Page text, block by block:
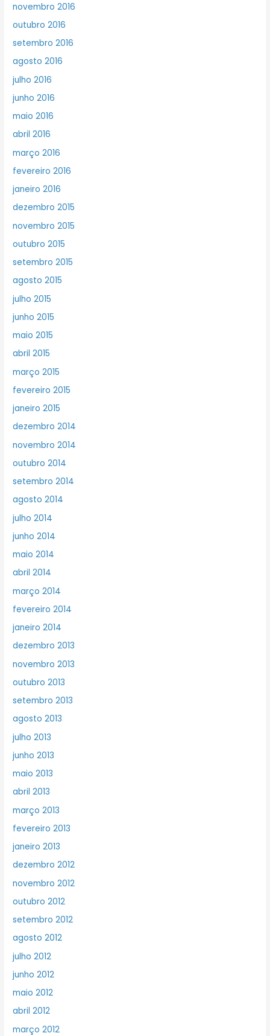
novembro 2016
outubro 2016
setembro 2016
agosto 2016
julho 2016
junho 2016
maio 2016
abril 2016
março 2016
fevereiro 2016
janeiro 2016
dezembro 2015
novembro 2015
outubro 2015
setembro 2015
agosto 2015
julho 2015
junho 2015
maio 2015
abril 2015
março 2015
fevereiro 2015
janeiro 2015
dezembro 2014
novembro 2014
outubro 2014
setembro 2014
agosto 2014
julho 2014
junho 2014
maio 2014
abril 2014
março 2014
fevereiro 2014
janeiro 2014
dezembro 2013
novembro 2013
outubro 2013
setembro 2013
agosto 2013
julho 2013
junho 2013
maio 2013
abril 2013
março 2013
fevereiro 2013
janeiro 2013
dezembro 2012
novembro 2012
outubro 2012
setembro 2012
agosto 2012
julho 2012
junho 2012
maio 2012
abril 2012
março 2012